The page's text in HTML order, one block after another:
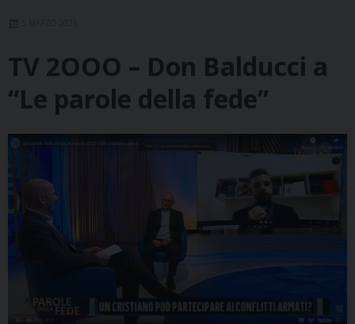
5 MARZO 2021
TV 2OOO – Don Balducci a
“Le parole della fede”